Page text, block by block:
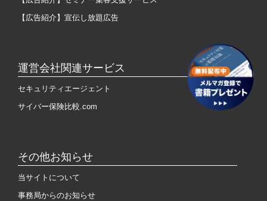
【広告紹介】宣伝し放題広告
運営会社関連サービス
セキュリティエージェント
サイバー保険比較.com
その他お知らせ
当サイトについて
事務局からのお知らせ